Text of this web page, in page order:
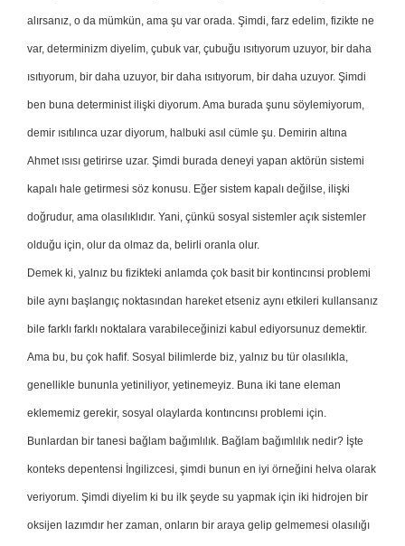
alırsanız, o da mümkün, ama şu var orada. Şimdi, farz edelim, fizikte ne
var, determinizm diyelim, çubuk var, çubuğu ısıtıyorum uzuyor, bir daha
ısıtıyorum, bir daha uzuyor, bir daha ısıtıyorum, bir daha uzuyor. Şimdi
ben buna determinist ilişki diyorum. Ama burada şunu söylemiyorum,
demir ısıtılınca uzar diyorum, halbuki asıl cümle şu. Demirin altına
Ahmet ısısı getirirse uzar. Şimdi burada deneyi yapan aktörün sistemi
kapalı hale getirmesi söz konusu. Eğer sistem kapalı değilse, ilişki
doğrudur, ama olasılıklıdır. Yani, çünkü sosyal sistemler açık sistemler
olduğu için, olur da olmaz da, belirli oranla olur.
Demek ki, yalnız bu fizikteki anlamda çok basit bir kontincınsi problemi
bile aynı başlangıç noktasından hareket etseniz aynı etkileri kullansanız
bile farklı farklı noktalara varabileceğinizi kabul ediyorsunuz demektir.
Ama bu, bu çok hafif. Sosyal bilimlerde biz, yalnız bu tür olasılıkla,
genellikle bununla yetiniliyor, yetinemeyiz. Buna iki tane eleman
eklememiz gerekir, sosyal olaylarda kontıncınsı problemi için.
Bunlardan bir tanesi bağlam bağımlılık. Bağlam bağımlılık nedir? İşte
konteks depentensi İngilizcesi, şimdi bunun en iyi örneğini helva olarak
veriyorum. Şimdi diyelim ki bu ilk şeyde su yapmak için iki hidrojen bir
oksijen lazımdır her zaman, onların bir araya gelip gelmemesi olasılığı